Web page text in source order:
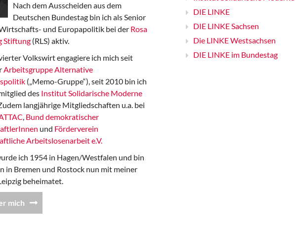
Nach dem Ausscheiden aus dem
Deutschen Bundestag bin ich als Senior
und Europapolitik bei der Rosa
Stiftung (RLS) aktiv.
Volkswirt engagiere ich mich seit
Arbeitsgruppe Alternative
(„Memo-Gruppe“), seit 2010 bin ich
des Institut Solidarische Moderne
langjährige Mitgliedschaften u.a. bei
, Bund demokratischer
und Förderverein
Arbeitslosenarbeit e.V.
ich 1954 in Hagen/Westfalen und bin
in Bremen und Rostock nun mit meiner
beheimatet.
mich
DIE LINKE
DIE LINKE Sachsen
Die LINKE Westsachsen
DIE LINKE im Bundestag